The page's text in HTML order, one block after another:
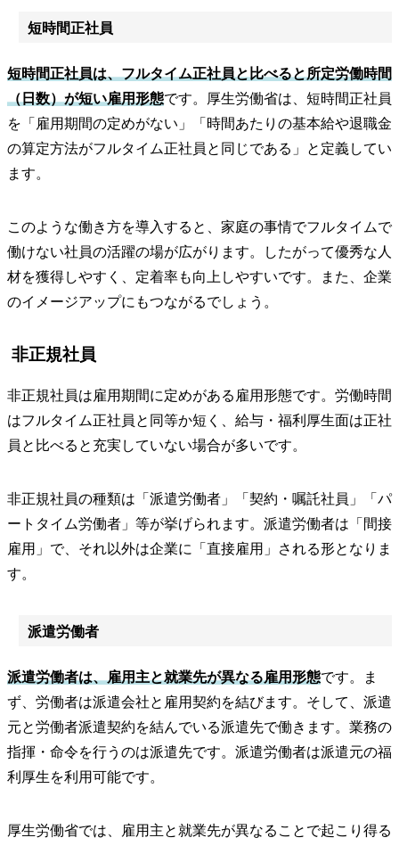
短時間正社員
短時間正社員は、フルタイム正社員と比べると所定労働時間
（日数）が短い雇用形態です。厚生労働省は、短時間正社員
を「雇用期間の定めがない」「時間あたりの基本給や退職金
の算定方法がフルタイム正社員と同じである」と定義してい
ます。
このような働き方を導入すると、家庭の事情でフルタイムで
働けない社員の活躍の場が広がります。したがって優秀な人
材を獲得しやすく、定着率も向上しやすいです。また、企業
のイメージアップにもつながるでしょう。
非正規社員
非正規社員は雇用期間に定めがある雇用形態です。労働時間
はフルタイム正社員と同等か短く、給与・福利厚生面は正社
員と比べると充実していない場合が多いです。
非正規社員の種類は「派遣労働者」「契約・嘱託社員」「パ
ートタイム労働者」等が挙げられます。派遣労働者は「間接
雇用」で、それ以外は企業に「直接雇用」される形となりま
す。
派遣労働者
派遣労働者は、雇用主と就業先が異なる雇用形態です。ま
ず、労働者は派遣会社と雇用契約を結びます。そして、派遣
元と労働者派遣契約を結んでいる派遣先で働きます。業務の
指揮・命令を行うのは派遣先です。派遣労働者は派遣元の福
利厚生を利用可能です。
厚生労働省では、雇用主と就業先が異なることで起こり得る